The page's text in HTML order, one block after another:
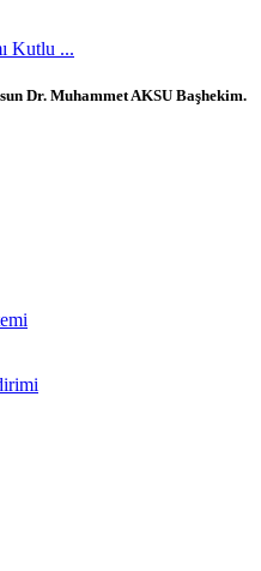
Kutlu ...
Dr. Muhammet AKSU Başhekim.